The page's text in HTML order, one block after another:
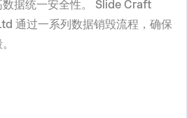
据统一安全性。 Slide Craft
通过一系列数据销毁流程，确保